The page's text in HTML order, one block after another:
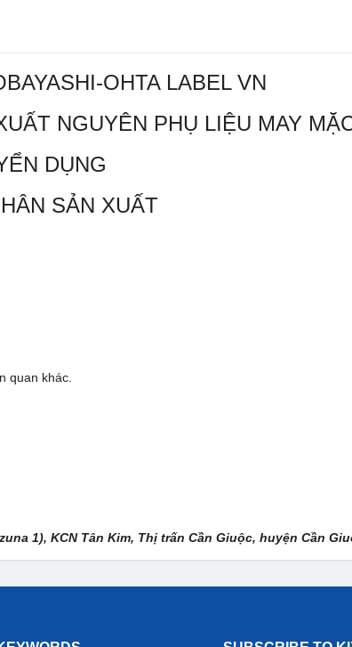
OHTA LABEL VN
NGUYÊN PHỤ LIỆU MAY
DỤNG
SẢN XUẤT
quan khác.
1), KCN Tân Kim, Thị trấn Cần Giuộc, huyện Cần